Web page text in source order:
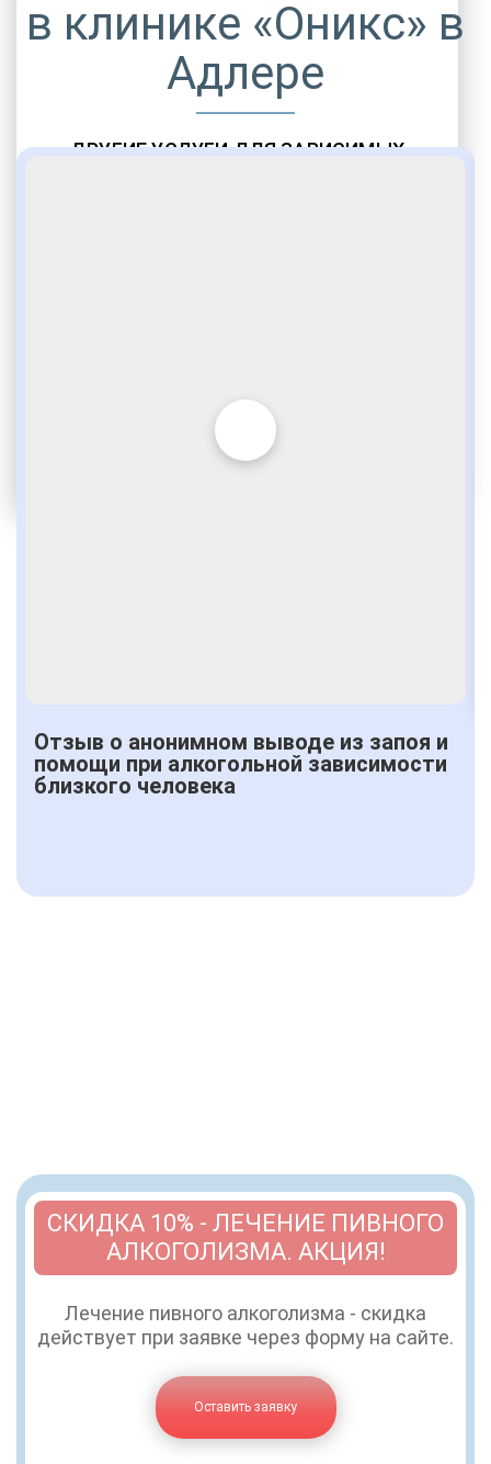
ДРУГИЕ УСЛУГИ ДЛЯ ЗАВИСИМЫХ
в клинике «Оникс» в
Адлере
Отзыв о анонимном выводе из запоя и
помощи при алкогольной зависимости
близкого человека
СКИДКА 10% - ЛЕЧЕНИЕ ПИВНОГО
АЛКОГОЛИЗМА. АКЦИЯ!
Лечение пивного алкоголизма - скидка
действует при заявке через форму на сайте.
Оставить заявку